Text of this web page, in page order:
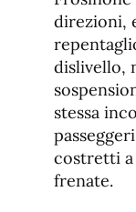
direzioni,
dislivello,
stessa
costretti a
frenate.